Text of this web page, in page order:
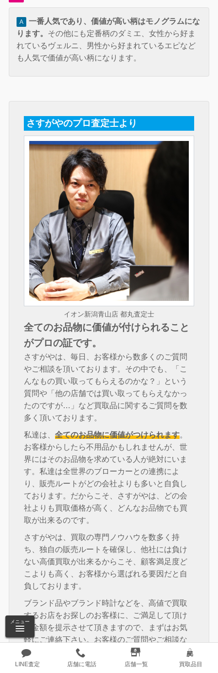
メニュー
LINE査定 店舗に電話 店舗一覧 買取品目
A
一番人気であり、価値が高い柄はモノグラムにな
ります。 その他にも定番柄のダミエ、女性から好ま
れているヴェルニ、男性から好まれているエピなど
も人気で価値が高い柄になります。
さすがやのプロ査定士より
イオン新潟青山店 都丸査定士
全てのお品物に価値が付けられること
がプロの証です。
さすがやは、毎日、お客様から数多くのご質問
やご相談を頂いております。その中でも、「こ
んなもの買い取ってもらえるのかな？」という
質問や「他の店舗では買い取ってもらえなかっ
たのですが…」など買取品に関するご質問を数
多く頂いております。
私達は、 全てのお品物に価値がつけられます。
お客様からしたら不用品かもしれませんが、世
界にはそのお品物を求めている人が絶対にいま
す。私達は全世界のブローカーとの連携によ
り、販売ルートがどの会社よりも多いと自負し
ております。だからこそ、さすがやは、どの会
社よりも買取価格が高く、どんなお品物でも買
取が出来るのです。
さすがやは、買取の専門ノウハウを数多く持
ち、独自の販売ルートを確保し、他社には負け
ない高価買取が出来るからこそ、顧客満足度ど
こよりも高く、お客様から選ばれる要因だと自
負しております。
ブランド品やブランド時計などを、高値で買取
するお店をお探しのお客様に、ご満足して頂け
る金額を提示させて頂きますので、まずはお気
軽にご連絡下さい。お客様のご質問やご相談な
ど全て、私達プロの査定士がお答えさせて頂き
ますので、まずはお気軽にご連絡お待ちしてお